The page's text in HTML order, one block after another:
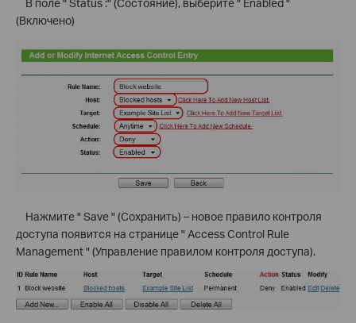
(Включено)
Нажмите " Save " (Сохранить) – новое правило контроля
доступа появится на странице " Access Control Rule
Management " (Управление правилом контроля доступа).